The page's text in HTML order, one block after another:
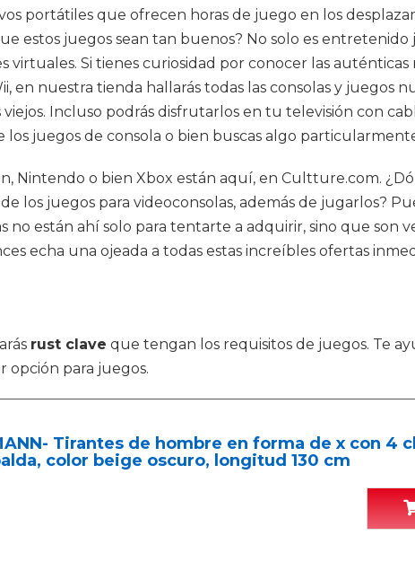
portátiles que ofrecen horas de juego en los
estos juegos sean tan buenos? No solo es entretenido
Si tienes curiosidad por conocer las
en nuestra tienda hallarás todas las consolas y juegos
Incluso podrás disfrutarlos en tu televisión con
juegos de consola o bien buscas algo
Nintendo o bien Xbox están aquí, en Cultture.com.
los juegos para videoconsolas, además de jugarlos?
no están ahí solo para tentarte a adquirir, sino que
echa una ojeada a todas estas increíbles ofertas
rust clave que tengan los requisitos de juegos. Te
opción para juegos.
Tirantes de hombre en forma de x con 4
color beige oscuro, longitud 130 cm